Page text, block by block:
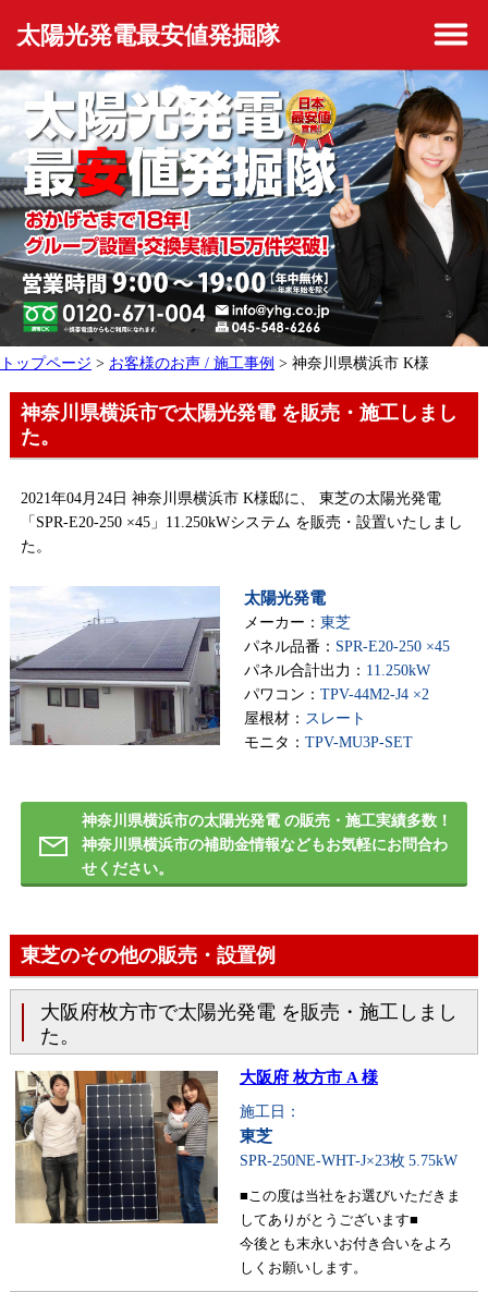
太陽光発電最安値発掘隊
トップページ > お客様のお声 / 施工事例 > 神奈川県横浜市 K様
神奈川県横浜市で太陽光発電 を販売・施工しまし
た。
2021年04月24日 神奈川県横浜市 K様邸に、 東芝の太陽光発電
「SPR-E20-250 ×45」11.250kWシステム を販売・設置いたしまし
た。
太陽光発電
メーカー： 東芝
パネル品番： SPR-E20-250 ×45
パネル合計出力： 11.250kW
パワコン： TPV-44M2-J4 ×2
屋根材： スレート
モニタ： TPV-MU3P-SET
神奈川県横浜市の太陽光発電 の販売・施工実績多数！
神奈川県横浜市の補助金情報などもお気軽にお問合わ
せください。
東芝のその他の販売・設置例
大阪府枚方市で太陽光発電 を販売・施工しまし
た。
大阪府 枚方市 A 様
施工日：
東芝
SPR-250NE-WHT-J×23枚 5.75kW
■この度は当社をお選びいただきま
してありがとうございます■
今後とも末永いお付き合いをよろ
しくお願いします。